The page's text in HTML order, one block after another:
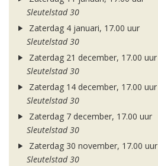
Sleutelstad 30
Zaterdag 4 januari, 17.00 uur
Sleutelstad 30
Zaterdag 21 december, 17.00 uur
Sleutelstad 30
Zaterdag 14 december, 17.00 uur
Sleutelstad 30
Zaterdag 7 december, 17.00 uur
Sleutelstad 30
Zaterdag 30 november, 17.00 uur
Sleutelstad 30